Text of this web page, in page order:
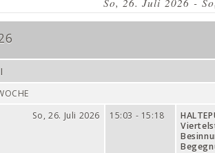
So, 26. Juli 2026 -
So, 26. Juli 2026
15:03 - 15:18